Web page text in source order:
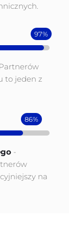
97%
to jeden z
86%
-
na